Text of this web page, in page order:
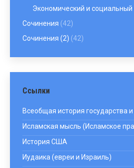
Экономический и социальный
Сочинения (42)
Сочинения (2) (42)
Ссылки
Всеобщая история государства
Исламская мысль (Исламское
История США
Иудаика (евреи и Израиль)